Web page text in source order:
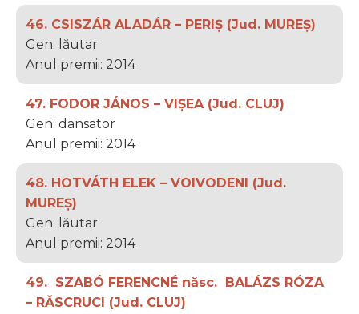
46. CSISZÁR ALADÁR – PERIȘ (Jud. MUREȘ)
Gen: lăutar
Anul premii: 2014
47. FODOR JÁNOS – VIȘEA (Jud. CLUJ)
Gen: dansator
Anul premii: 2014
48. HOTVÁTH ELEK – VOIVODENI (Jud.
MUREȘ)
Gen: lăutar
Anul premii: 2014
49. SZABÓ FERENCNÉ născ. BALÁZS RÓZA
– RĂSCRUCI (Jud. CLUJ)